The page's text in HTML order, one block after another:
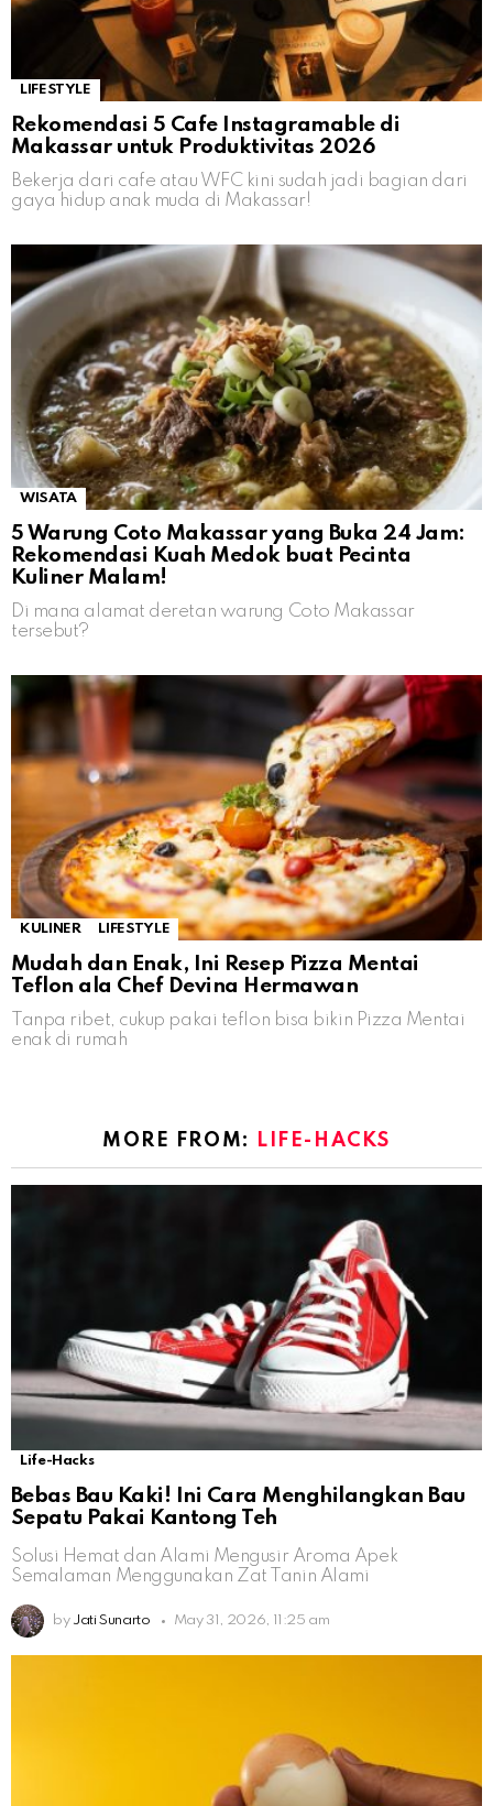
LIFESTYLE
Rekomendasi 5 Cafe Instagramable di
Makassar untuk Produktivitas 2026
Bekerja dari cafe atau WFC kini sudah jadi bagian dari
gaya hidup anak muda di Makassar!
WISATA
5 Warung Coto Makassar yang Buka 24 Jam:
Rekomendasi Kuah Medok buat Pecinta
Kuliner Malam!
Di mana alamat deretan warung Coto Makassar
tersebut?
KULINER LIFESTYLE
Mudah dan Enak, Ini Resep Pizza Mentai
Teflon ala Chef Devina Hermawan
Tanpa ribet, cukup pakai teflon bisa bikin Pizza Mentai
enak di rumah
MORE FROM: LIFE-HACKS
Life-Hacks
Bebas Bau Kaki! Ini Cara Menghilangkan Bau
Sepatu Pakai Kantong Teh
Solusi Hemat dan Alami Mengusir Aroma Apek
Semalaman Menggunakan Zat Tanin Alami
by Jati Sunarto May 31, 2026, 11:25 am